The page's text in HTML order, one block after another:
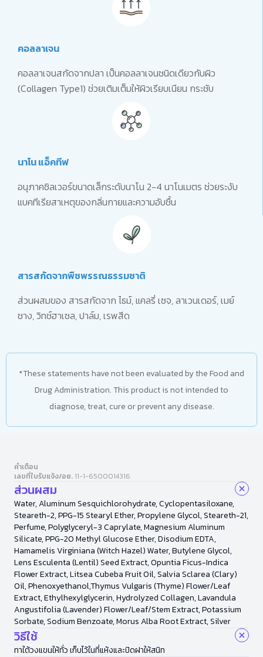
คอลลาเจน
คอลลาเจนสกัดจากปลา เป็นคอลลาเจนชนิดเดียวกับผิว
(Collagen Type1) ช่วยเติมเต็มให้ผิวเรียบเนียน กระชับ
นาโน แอ็คทีฟ
อนุภาคซิลเวอร์ขนาดเล็กระดับนาโน 2-4 นาโนเมตร ช่วยระงับ
แบคทีเรียสาเหตุของกลิ่นกายและความอับชื้น
สารสกัดจากพืชพรรณธรรมชาติ
ส่วนผสมของ สารสกัดจาก ไธม์, แคลรี่ เซจ, ลาเวนเดอร์, เมย์
ชาง, วิทช์ฮาเซล, ปาล์ม, เรพสีด
*These statements have not been evaluated by the Food and
Drug Administration. This product is not intended to
diagnose, treat, cure or prevent any disease.
คำเตือน
เลขที่ใบรับแจ้ง/อย. 11-1-6500014316
ส่วนผสม
Water, Aluminum Sesquichlorohydrate, Cyclopentasiloxane,
Steareth-2, PPG-15 Stearyl Ether, Propylene Glycol, Steareth-21,
Perfume, Polyglyceryl-3 Caprylate, Magnesium Aluminum
Silicate, PPG-20 Methyl Glucose Ether, Disodium EDTA,
Hamamelis Virginiana (Witch Hazel) Water, Butylene Glycol,
Lens Esculenta (Lentil) Seed Extract, Opuntia Ficus-Indica
Flower Extract, Litsea Cubeba Fruit Oil, Salvia Sclarea (Clary)
Oil, Phenoxyethanol,Thymus Vulgaris (Thyme) Flower/Leaf
Extract, Ethylhexylglycerin, Hydrolyzed Collagen, Lavandula
Angustifolia (Lavender) Flower/Leaf/Stem Extract, Potassium
Sorbate, Sodium Benzoate, Morus Alba Root Extract, Silver
วิธีใช้
ทาใต้วงแขนให้ทั่ว เก็บไว้ในที่แห้งและปิดฝาให้สนิท